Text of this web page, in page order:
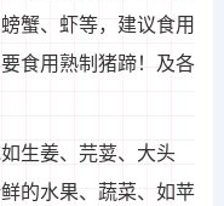
蟹、虾等，建议食用
食用熟制猪蹄！及各
生姜、芫荽、大头
的水果、蔬菜、如苹